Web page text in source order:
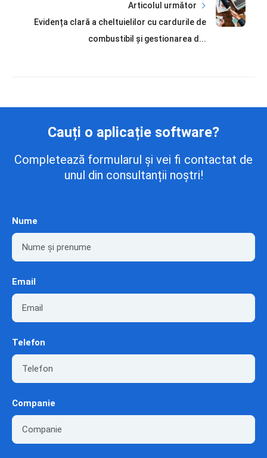
Articolul următor
Evidența clară a cheltuielilor cu cardurile de
combustibil și gestionarea d...
Cauți o aplicație software?
Completează formularul și vei fi contactat de
unul din consultanții noștri!
Nume
Email
Telefon
Companie